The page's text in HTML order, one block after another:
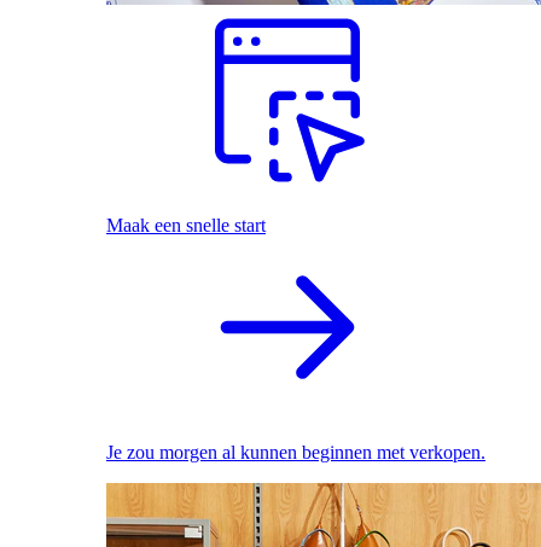
Maak een snelle start
Je zou morgen al kunnen beginnen met verkopen.